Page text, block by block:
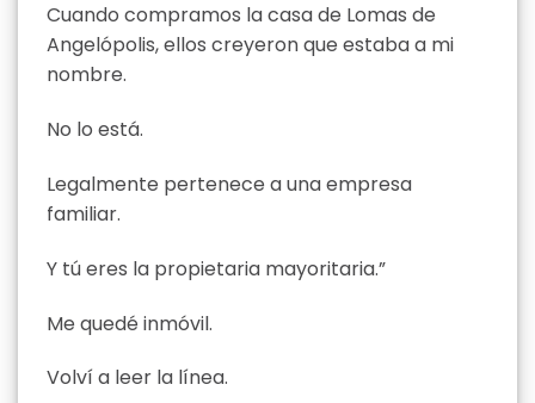
Cuando compramos la casa de Lomas de
Angelópolis, ellos creyeron que estaba a mi
nombre.
No lo está.
Legalmente pertenece a una empresa
familiar.
Y tú eres la propietaria mayoritaria.”
Me quedé inmóvil.
Volví a leer la línea.